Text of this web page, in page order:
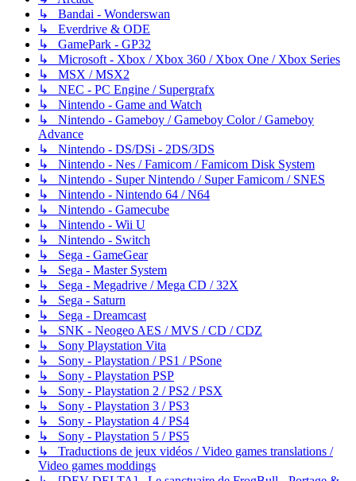
↳ Bandai - Wonderswan
↳ Everdrive & ODE
↳ GamePark - GP32
↳ Microsoft - Xbox / Xbox 360 / Xbox One / Xbox Series
↳ MSX / MSX2
↳ NEC - PC Engine / Supergrafx
↳ Nintendo - Game and Watch
↳ Nintendo - Gameboy / Gameboy Color / Gameboy
Advance
↳ Nintendo - DS/DSi - 2DS/3DS
↳ Nintendo - Nes / Famicom / Famicom Disk System
↳ Nintendo - Super Nintendo / Super Famicom / SNES
↳ Nintendo - Nintendo 64 / N64
↳ Nintendo - Gamecube
↳ Nintendo - Wii U
↳ Nintendo - Switch
↳ Sega - GameGear
↳ Sega - Master System
↳ Sega - Megadrive / Mega CD / 32X
↳ Sega - Saturn
↳ Sega - Dreamcast
↳ SNK - Neogeo AES / MVS / CD / CDZ
↳ Sony Playstation Vita
↳ Sony - Playstation / PS1 / PSone
↳ Sony - Playstation PSP
↳ Sony - Playstation 2 / PS2 / PSX
↳ Sony - Playstation 3 / PS3
↳ Sony - Playstation 4 / PS4
↳ Sony - Playstation 5 / PS5
↳ Traductions de jeux vidéos / Video games translations /
Video games moddings